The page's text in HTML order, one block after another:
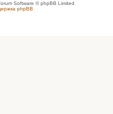
Software © phpBB Limited
phpBB